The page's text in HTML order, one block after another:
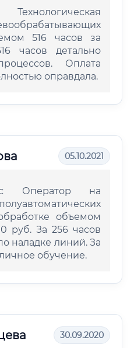
516 часов за
часов детально
Оплата
оправдала.
05.10.2021
Оператор на
объемом
руб. За 256 часов
наладке линий. За
обучение.
30.09.2020